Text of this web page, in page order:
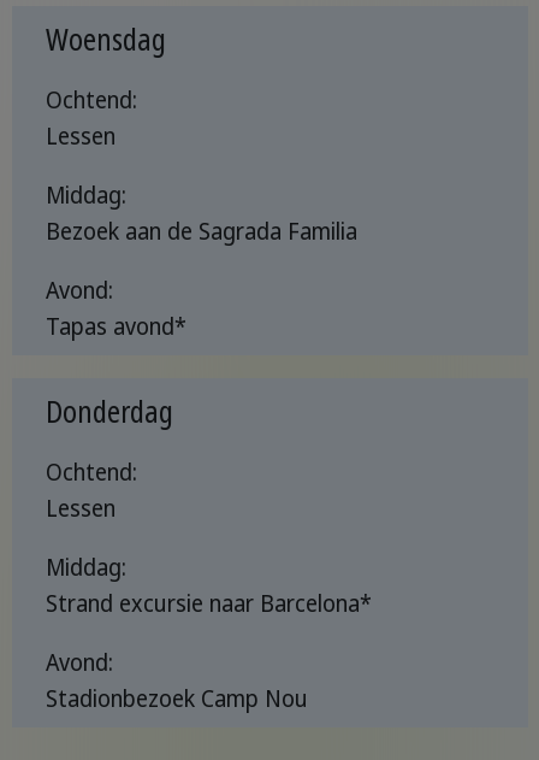
Woensdag
Ochtend:
Lessen
Middag:
Bezoek aan de Sagrada Familia
Avond:
Tapas avond*
Donderdag
Ochtend:
Lessen
Middag:
Strand excursie naar Barcelona*
Avond:
Stadionbezoek Camp Nou